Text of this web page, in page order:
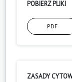
POBIERZ PLIKI
PDF
ZASADY